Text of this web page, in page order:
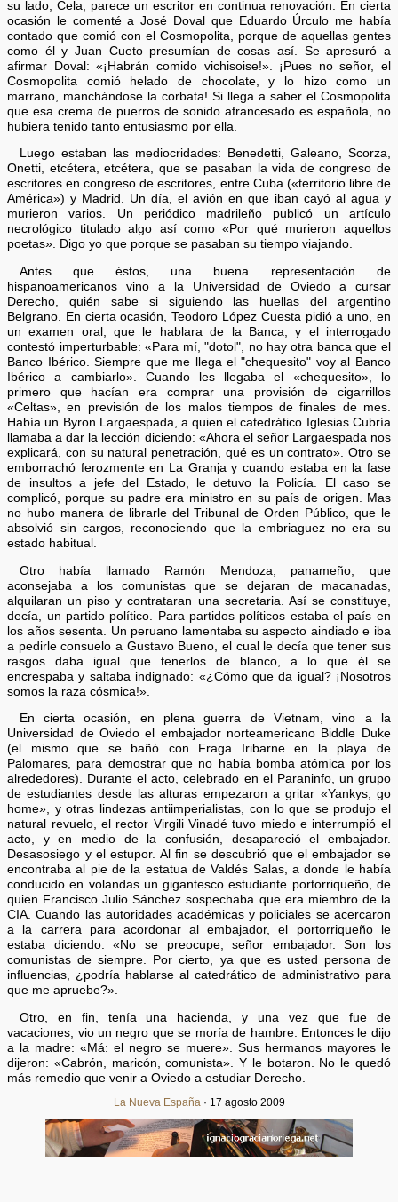
su lado, Cela, parece un escritor en continua renovación. En cierta
ocasión le comenté a José Doval que Eduardo Úrculo me había
contado que comió con el Cosmopolita, porque de aquellas gentes
como él y Juan Cueto presumían de cosas así. Se apresuró a
afirmar Doval: «¡Habrán comido vichisoise!». ¡Pues no señor, el
Cosmopolita comió helado de chocolate, y lo hizo como un
marrano, manchándose la corbata! Si llega a saber el Cosmopolita
que esa crema de puerros de sonido afrancesado es española, no
hubiera tenido tanto entusiasmo por ella.
Luego estaban las mediocridades: Benedetti, Galeano, Scorza,
Onetti, etcétera, etcétera, que se pasaban la vida de congreso de
escritores en congreso de escritores, entre Cuba («territorio libre de
América») y Madrid. Un día, el avión en que iban cayó al agua y
murieron varios. Un periódico madrileño publicó un artículo
necrológico titulado algo así como «Por qué murieron aquellos
poetas». Digo yo que porque se pasaban su tiempo viajando.
Antes que éstos, una buena representación de
hispanoamericanos vino a la Universidad de Oviedo a cursar
Derecho, quién sabe si siguiendo las huellas del argentino
Belgrano. En cierta ocasión, Teodoro López Cuesta pidió a uno, en
un examen oral, que le hablara de la Banca, y el interrogado
contestó imperturbable: «Para mí, "dotol", no hay otra banca que el
Banco Ibérico. Siempre que me llega el "chequesito" voy al Banco
Ibérico a cambiarlo». Cuando les llegaba el «chequesito», lo
primero que hacían era comprar una provisión de cigarrillos
«Celtas», en previsión de los malos tiempos de finales de mes.
Había un Byron Largaespada, a quien el catedrático Iglesias Cubría
llamaba a dar la lección diciendo: «Ahora el señor Largaespada nos
explicará, con su natural penetración, qué es un contrato». Otro se
emborrachó ferozmente en La Granja y cuando estaba en la fase
de insultos a jefe del Estado, le detuvo la Policía. El caso se
complicó, porque su padre era ministro en su país de origen. Mas
no hubo manera de librarle del Tribunal de Orden Público, que le
absolvió sin cargos, reconociendo que la embriaguez no era su
estado habitual.
Otro había llamado Ramón Mendoza, panameño, que
aconsejaba a los comunistas que se dejaran de macanadas,
alquilaran un piso y contrataran una secretaria. Así se constituye,
decía, un partido político. Para partidos políticos estaba el país en
los años sesenta. Un peruano lamentaba su aspecto aindiado e iba
a pedirle consuelo a Gustavo Bueno, el cual le decía que tener sus
rasgos daba igual que tenerlos de blanco, a lo que él se
encrespaba y saltaba indignado: «¿Cómo que da igual? ¡Nosotros
somos la raza cósmica!».
En cierta ocasión, en plena guerra de Vietnam, vino a la
Universidad de Oviedo el embajador norteamericano Biddle Duke
(el mismo que se bañó con Fraga Iribarne en la playa de
Palomares, para demostrar que no había bomba atómica por los
alrededores). Durante el acto, celebrado en el Paraninfo, un grupo
de estudiantes desde las alturas empezaron a gritar «Yankys, go
home», y otras lindezas antiimperialistas, con lo que se produjo el
natural revuelo, el rector Virgili Vinadé tuvo miedo e interrumpió el
acto, y en medio de la confusión, desapareció el embajador.
Desasosiego y el estupor. Al fin se descubrió que el embajador se
encontraba al pie de la estatua de Valdés Salas, a donde le había
conducido en volandas un gigantesco estudiante portorriqueño, de
quien Francisco Julio Sánchez sospechaba que era miembro de la
CIA. Cuando las autoridades académicas y policiales se acercaron
a la carrera para acordonar al embajador, el portorriqueño le
estaba diciendo: «No se preocupe, señor embajador. Son los
comunistas de siempre. Por cierto, ya que es usted persona de
influencias, ¿podría hablarse al catedrático de administrativo para
que me apruebe?».
Otro, en fin, tenía una hacienda, y una vez que fue de
vacaciones, vio un negro que se moría de hambre. Entonces le dijo
a la madre: «Má: el negro se muere». Sus hermanos mayores le
dijeron: «Cabrón, maricón, comunista». Y le botaron. No le quedó
más remedio que venir a Oviedo a estudiar Derecho.
La Nueva España · 17 agosto 2009